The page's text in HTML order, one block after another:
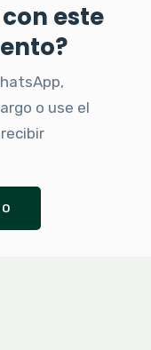
este
o use el